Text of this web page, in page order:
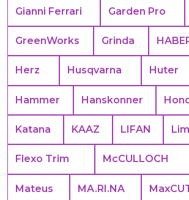
Gianni Ferrari Garden Pro
GreenWorks Grinda
Herz Husqvarna Huter
Hammer Hanskonner
Katana KAAZ LIFAN
Flexo Trim McCULLOCH
Mateus MA.RI.NA